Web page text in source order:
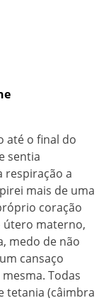
até o final do
sentia
respiração a
mais de uma
coração
útero materno,
medo de não
cansaço
Todas
tetania (câimbra